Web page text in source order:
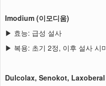
Imodium (이모디움)
▶ 효능: 급성 설사
▶ 복용: 초기 2정, 이후 설사 시
Dulcolax, Senokot, Laxoberal